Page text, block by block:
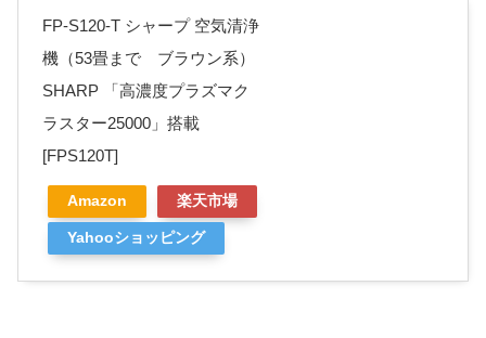
FP-S120-T シャープ 空気清浄
機（53畳まで ブラウン系）
SHARP 「高濃度プラズマク
ラスター25000」搭載
[FPS120T]
Amazon 楽天市場
Yahooショッピング